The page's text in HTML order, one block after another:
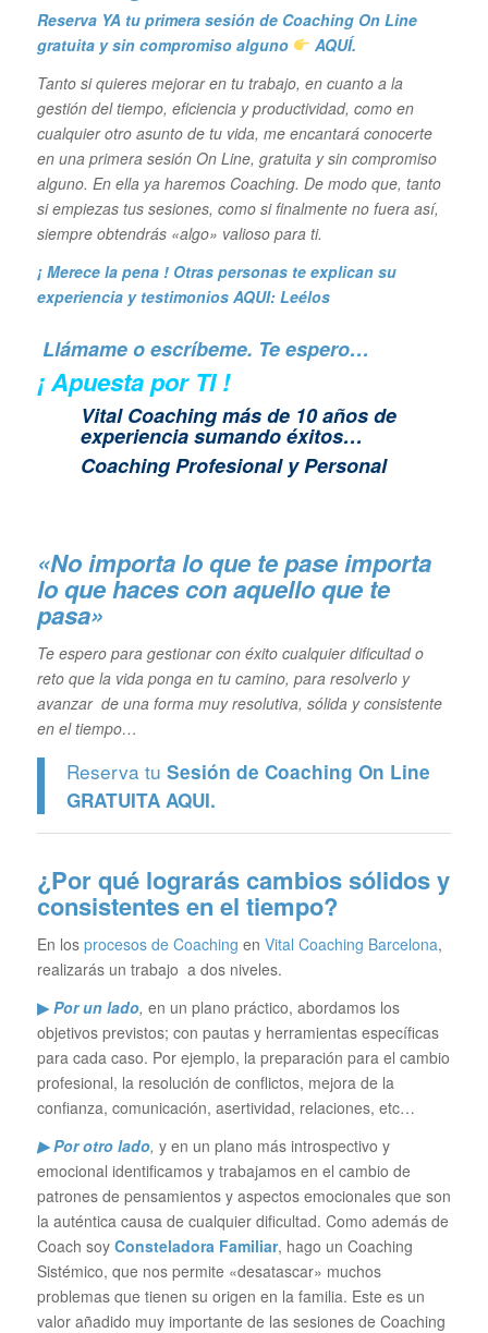
Reserva YA tu primera sesión de Coaching On Line
gratuita y sin compromiso alguno
AQUÍ.
Tanto si quieres mejorar en tu trabajo, en cuanto a la
gestión del tiempo, eficiencia y productividad, como en
cualquier otro asunto de tu vida, me encantará conocerte
en una primera sesión On Line, gratuita y sin compromiso
alguno. En ella ya haremos Coaching. De modo que, tanto
si empiezas tus sesiones, como si finalmente no fuera así,
siempre obtendrás «algo» valioso para ti.
¡ Merece la pena ! Otras personas te explican su
experiencia y testimonios AQUI: Leélos
Llámame o escríbeme. Te espero…
¡ Apuesta por TI !
Vital Coaching más de 10 años de
experiencia sumando éxitos…
Coaching Profesional y Personal
«No importa lo que te pase importa
lo que haces con aquello que te
pasa»
Te espero para gestionar con éxito cualquier dificultad o
reto que la vida ponga en tu camino, para resolverlo y
avanzar de una forma muy resolutiva, sólida y consistente
en el tiempo…
Reserva tu Sesión de Coaching On Line
GRATUITA AQUI.
¿Por qué lograrás cambios sólidos y
consistentes en el tiempo?
En los procesos de Coaching en Vital Coaching Barcelona,
realizarás un trabajo a dos niveles.
▶Por un lado, en un plano práctico, abordamos los
objetivos previstos; con pautas y herramientas específicas
para cada caso. Por ejemplo, la preparación para el cambio
profesional, la resolución de conflictos, mejora de la
confianza, comunicación, asertividad, relaciones, etc…
▶ Por otro lado, y en un plano más introspectivo y
emocional identificamos y trabajamos en el cambio de
patrones de pensamientos y aspectos emocionales que son
la auténtica causa de cualquier dificultad. Como además de
Coach soy Consteladora Familiar, hago un Coaching
Sistémico, que nos permite «desatascar» muchos
problemas que tienen su origen en la familia. Este es un
valor añadido muy importante de las sesiones de Coaching